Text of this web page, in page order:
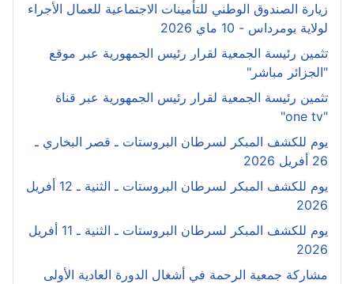
زيارة الصندوق الوطني للتأمينات الاجتماعية للعمال الأجراء
لولاية بومرداس - 10 ماي 2026
تثمين رئيسة الجمعية لقرار رئيس الجمهورية عبر موقع
"الجزائر مباشر"
تثمين رئيسة الجمعية لقرار رئيس الجمهورية عبر قناة
"one tv"
يوم للكشف المبكر لسرطان البروستات ـ قصر البخاري ـ
26 أفريل 2026
يوم للكشف المبكر لسرطان البروستات ـ الثنية ـ 12 أفريل
2026
يوم للكشف المبكر لسرطان البروستات ـ الثنية ـ 11 أفريل
2026
مشاركة جمعية الرحمة في أشغال الدورة العادية الأولى